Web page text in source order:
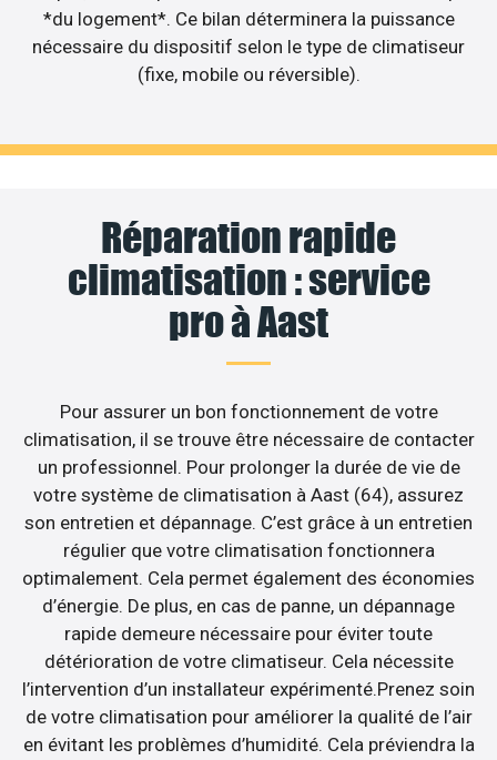
*du logement*. Ce bilan déterminera la puissance
nécessaire du dispositif selon le type de climatiseur
(fixe, mobile ou réversible).
Réparation rapide
climatisation : service
pro à Aast
Pour assurer un bon fonctionnement de votre
climatisation, il se trouve être nécessaire de contacter
un professionnel. Pour prolonger la durée de vie de
votre système de climatisation à Aast (64), assurez
son entretien et dépannage. C’est grâce à un entretien
régulier que votre climatisation fonctionnera
optimalement. Cela permet également des économies
d’énergie. De plus, en cas de panne, un dépannage
rapide demeure nécessaire pour éviter toute
détérioration de votre climatiseur. Cela nécessite
l’intervention d’un installateur expérimenté.Prenez soin
de votre climatisation pour améliorer la qualité de l’air
en évitant les problèmes d’humidité. Cela préviendra la